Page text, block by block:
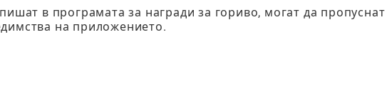
в програмата за награди за гориво, могат да пропуснат
на приложението.